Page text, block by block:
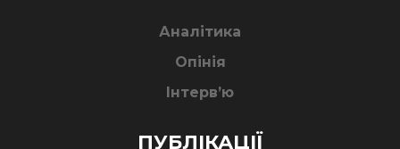
Аналітика
Опінія
Інтерв’ю
ПУБЛІКАЦІЇ